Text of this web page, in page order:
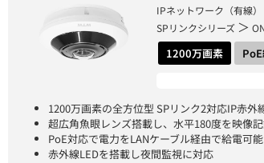
IPネットワーク（有線）
SPリンクシリーズ ＞
1200万画素
1200万画素の全方位型 SPリンク2対応IP赤外
超広角魚眼レンズ搭載し、水平180度を映像
PoE対応で電力をLANケーブル経由で給電可能
赤外線LEDを搭載し夜間監視に対応